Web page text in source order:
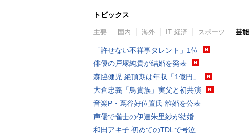
トピックス
主要 国内 海外 IT 経済 スポーツ 芸能
「許せない不祥事タレント」1位
俳優の戸塚純貴が結婚を発表
森脇健児 絶頂期は年収「1億円」
大倉忠義「鳥貴族」実父と初共演
音楽P・蔦谷好位置氏 離婚を公表
声優で雀士の伊達朱里紗が結婚
和田アキ子 初めてのTDLで号泣